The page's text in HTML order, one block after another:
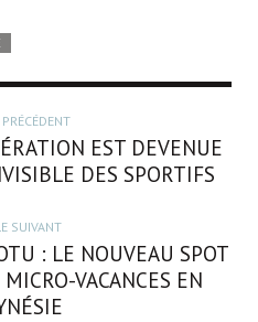
EST DEVENUE
DES SPORTIFS
SUIVANT
: LE NOUVEAU SPOT
VACANCES EN